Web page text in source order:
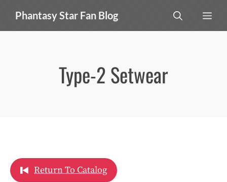
content
Phantasy Star Fan Blog
Type-2 Setwear
Return To Catalog